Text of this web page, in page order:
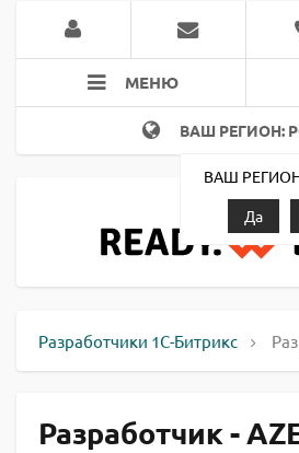
МЕНЮ
ВАШ РЕГИОН:
ВАШ
Да
Разработчики 1С-Битрикс
Разработчик -